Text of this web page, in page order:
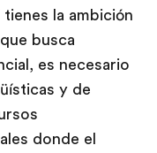
tienes la ambición
busca
es necesario
y de
donde el